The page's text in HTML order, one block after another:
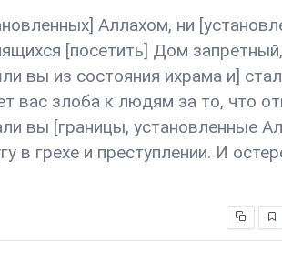
Аллахом, ни
[посетить] Дом
вы из состояния ихрама и]
вас злоба к людям за то, что
вы [границы, установленные
в грехе и преступлении. И